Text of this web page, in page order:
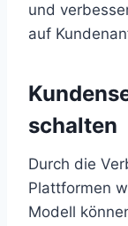
und
auf
schalten
Durch die
Plattformen
Modell